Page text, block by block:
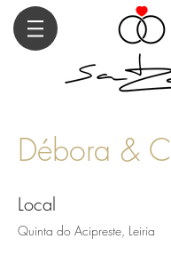
Débora &
Local
Quinta do Acipreste, Leiria